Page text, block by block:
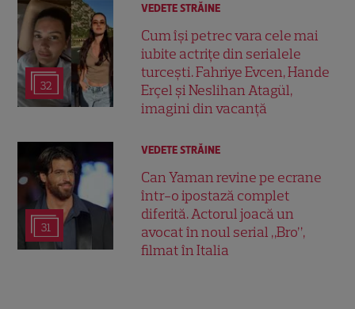
32
VEDETE STRĂINE
Cum își petrec vara cele mai
iubite actrițe din serialele
turcești. Fahriye Evcen, Hande
Erçel și Neslihan Atagül,
imagini din vacanță
31
VEDETE STRĂINE
Can Yaman revine pe ecrane
într-o ipostază complet
diferită. Actorul joacă un
avocat în noul serial „Bro”,
filmat în Italia